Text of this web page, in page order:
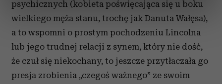
dane są przetwarzane oraz ustaw własne preferencje w
sekcji szczegółów. W Deklaracji plików cookie możesz
zmienić lub wycofać swoją zgodę w dowolnej chwili.
Wykorzystujemy pliki cookie do spersonalizowania treści
i reklam, aby oferować funkcje społecznościowe i
analizować ruch w naszej witrynie. Informacje o tym, jak
psychicznych (kobieta poświęcająca się u boku
wielkiego męża stanu, trochę jak Danuta Wałęsa),
a to wspomni o prostym pochodzeniu Lincolna
lub jego trudnej relacji z synem, który nie dość,
że czuł się niekochany, to jeszcze przytłaczała go
presja zrobienia „czegoś ważnego” ze swoim